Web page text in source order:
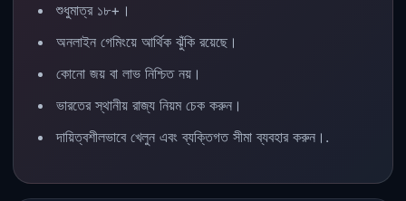
শুধুমাত্র ১৮+।
অনলাইন গেমিংয়ে আর্থিক ঝুঁকি রয়েছে।
কোনো জয় বা লাভ নিশ্চিত নয়।
ভারতের স্থানীয় রাজ্য নিয়ম চেক করুন।
দায়িত্বশীলভাবে খেলুন এবং ব্যক্তিগত সীমা ব্যবহার করুন।.